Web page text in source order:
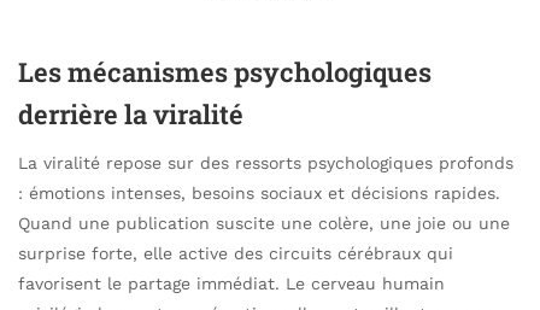
Les mécanismes psychologiques
derrière la viralité
La viralité repose sur des ressorts psychologiques profonds
: émotions intenses, besoins sociaux et décisions rapides.
Quand une publication suscite une colère, une joie ou une
surprise forte, elle active des circuits cérébraux qui
favorisent le partage immédiat. Le cerveau humain